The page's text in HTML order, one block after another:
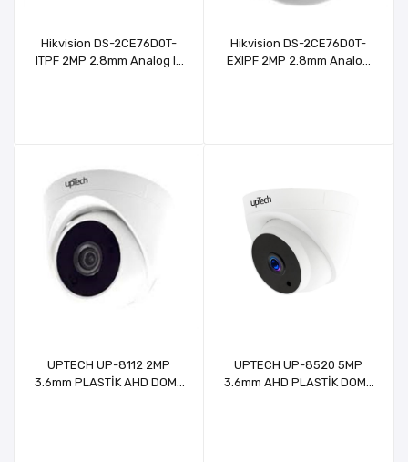
Hikvision DS-2CE76D0T-
ITPF 2MP 2.8mm Analog IR
Hikvision DS-2CE76D0T-
EXIPF 2MP 2.8mm Analog
UPTECH UP-8112 2MP
3.6mm PLASTİK AHD DOME
UPTECH UP-8520 5MP
3.6mm AHD PLASTİK DOME